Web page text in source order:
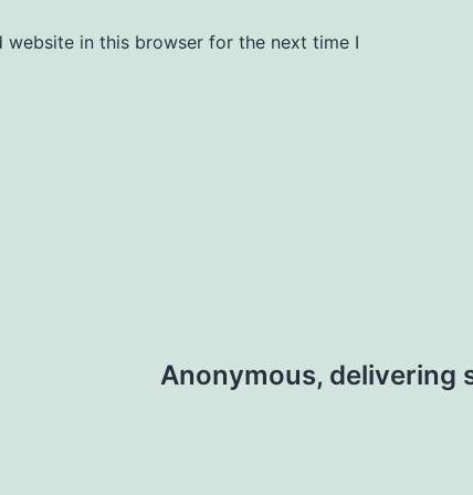
website in this browser for the next time I
Anonymous, delivering